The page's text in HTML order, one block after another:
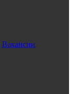
Вакансии